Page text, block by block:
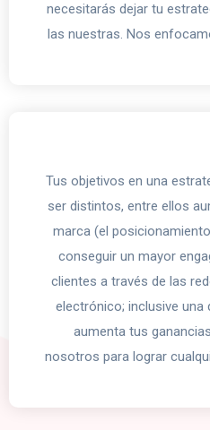
necesitarás dejar tu
las nuestras. Nos
Tus objetivos en una
ser distintos, entre ellos
marca (el
conseguir un mayor
clientes a través de las
electrónico; inclusive
aumenta tus
nosotros para lograr